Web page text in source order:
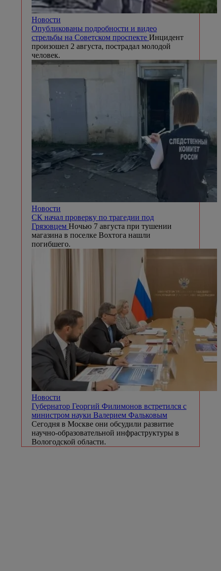
Новости
Опубликованы подробности и видео
стрельбы на Советском проспекте Инцидент
произошел 2 августа, пострадал молодой
человек.
Новости
СК начал проверку по трагедии под
Грязовцем Ночью 7 августа при тушении
магазина в поселке Вохтога нашли
погибшего.
Новости
Губернатор Георгий Филимонов встретился с
министром науки Валерием Фальковым
Сегодня в Москве они обсудили развитие
научно-образовательной инфраструктуры в
Вологодской области.